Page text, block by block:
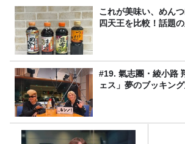
これが美味い、めん
四天王を比較！話題
#19. 氣志團・綾小路
ェス」夢のブッキング